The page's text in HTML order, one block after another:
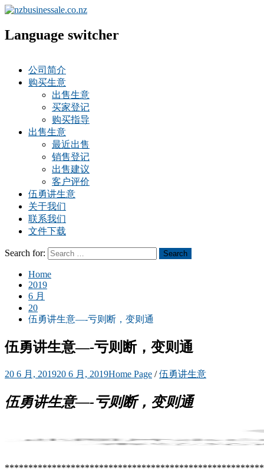
Language switcher
公司简介
购买生意
出售生意
买家登记
购买指导
出售生意
最近出售
销售登记
出售建议
客户评价
伍勇讲生意
关于我们
联系我们
文件下载
Search for: Search
Home
2019
6 月
20
伍勇讲生意—-亏则断，变则通
伍勇讲生意—-亏则断，变则通
20 6 月, 201920 6 月, 2019Home Page /伍勇讲生意
伍勇讲生意—-亏则断，变则通